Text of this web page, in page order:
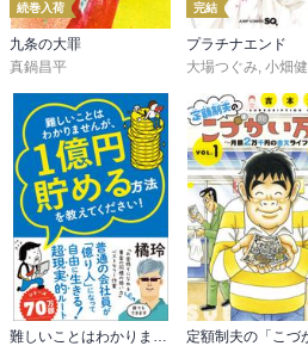
続巻入荷
九条の大罪
真鍋昌平
完結
プラチナエンド
大場つぐみ, 小畑健